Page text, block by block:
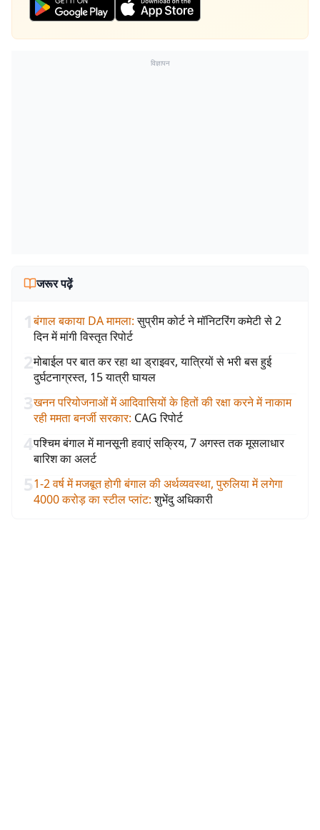
विज्ञापन
जरूर पढ़ें
1बंगाल बकाया DA मामला: सुप्रीम कोर्ट ने मॉनिटरिंग कमेटी से 2
दिन में मांगी विस्तृत रिपोर्ट
2मोबाईल पर बात कर रहा था ड्राइवर, यात्रियों से भरी बस हुई
दुर्घटनाग्रस्त, 15 यात्री घायल
3खनन परियोजनाओं में आदिवासियों के हितों की रक्षा करने में नाकाम
रही ममता बनर्जी सरकार: CAG रिपोर्ट
4पश्चिम बंगाल में मानसूनी हवाएं सक्रिय, 7 अगस्त तक मूसलाधार
बारिश का अलर्ट
51-2 वर्ष में मजबूत होगी बंगाल की अर्थव्यवस्था, पुरुलिया में लगेगा
4000 करोड़ का स्टील प्लांट: शुभेंदु अधिकारी